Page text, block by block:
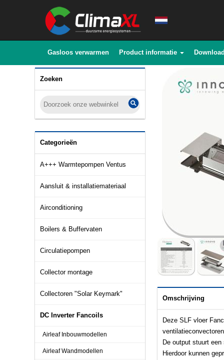
Gasloos verwarmen Product informatie
Zoeken
Categorieën
A+++ Warmtepompen Ventus
Aansluit & installatiemateriaal
Airconditioning
Boilers & Buffervaten
Circulatiepompen
Collector montage
Collectoren "Solar Keymark"
DC Inverter Fancoils
Airleaf Inbouwmodellen
Airleaf Wandmodellen
Omschrijving
Deze SLF vloer
De output stuurt
Hierdoor kunnen